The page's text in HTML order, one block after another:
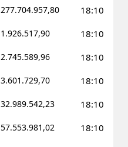
277.704.957,80 18:10
1.926.517,90 18:10
2.745.589,96 18:10
3.601.729,70 18:10
32.989.542,23 18:10
57.553.981,02 18:10